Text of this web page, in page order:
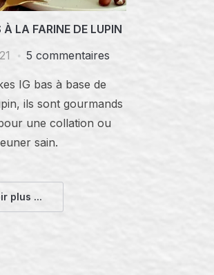
LA FARINE DE LUPIN
5 commentaires
IG bas à base de
ils sont gourmands
une collation ou
sain.
plus ...